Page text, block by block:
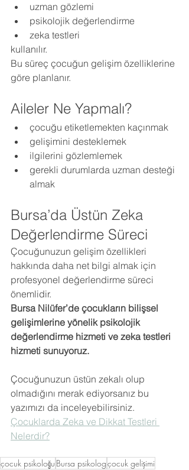
uzman gözlemi
psikolojik değerlendirme
zeka testleri
kullanılır.
Bu süreç çocuğun gelişim özelliklerine
göre planlanır.
Aileler Ne Yapmalı?
çocuğu etiketlemekten kaçınmak
gelişimini desteklemek
ilgilerini gözlemlemek
gerekli durumlarda uzman desteği
almak
Bursa’da Üstün Zeka
Değerlendirme Süreci
Çocuğunuzun gelişim özellikleri
hakkında daha net bilgi almak için
profesyonel değerlendirme süreci
önemlidir.
Bursa Nilüfer’de çocukların bilişsel
gelişimlerine yönelik psikolojik
değerlendirme hizmeti ve zeka testleri
hizmeti sunuyoruz.
Çocuğunuzun üstün zekalı olup
olmadığını merak ediyorsanız bu
yazımızı da inceleyebilirsiniz.
Çocuklarda Zeka ve Dikkat Testleri
Nelerdir?
çocuk psikoloğu Bursa psikologçocuk gelişimi